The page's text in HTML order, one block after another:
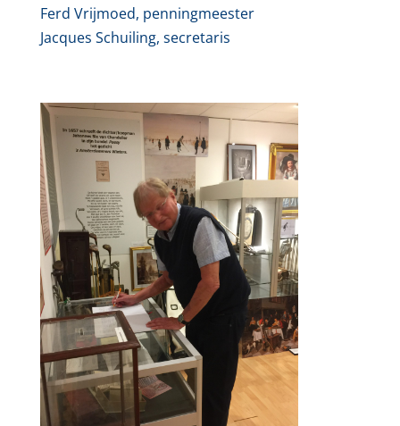
Ferd Vrijmoed, penningmeester
Jacques Schuiling, secretaris